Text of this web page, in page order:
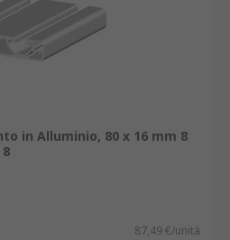
in Alluminio, 80 x 16 mm 8
87,49 €/unità